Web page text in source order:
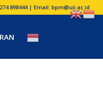
898444 | Email:bpm@uii.ac.id